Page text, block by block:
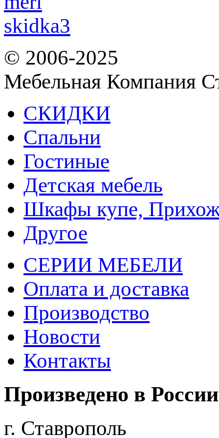
© 2006-2025
Мебельная Компания
СКИДКИ
Спальни
Гостиные
Детская мебель
Шкафы купе,
Другое
СЕРИИ МЕБЕЛИ
Оплата и доставка
Производство
Новости
Контакты
Произведено в России
г. Ставрополь